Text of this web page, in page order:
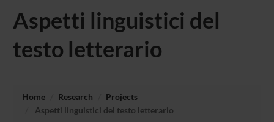
Aspetti linguistici del
testo letterario
Home Research
Projects
Aspetti linguistici del testo letterario